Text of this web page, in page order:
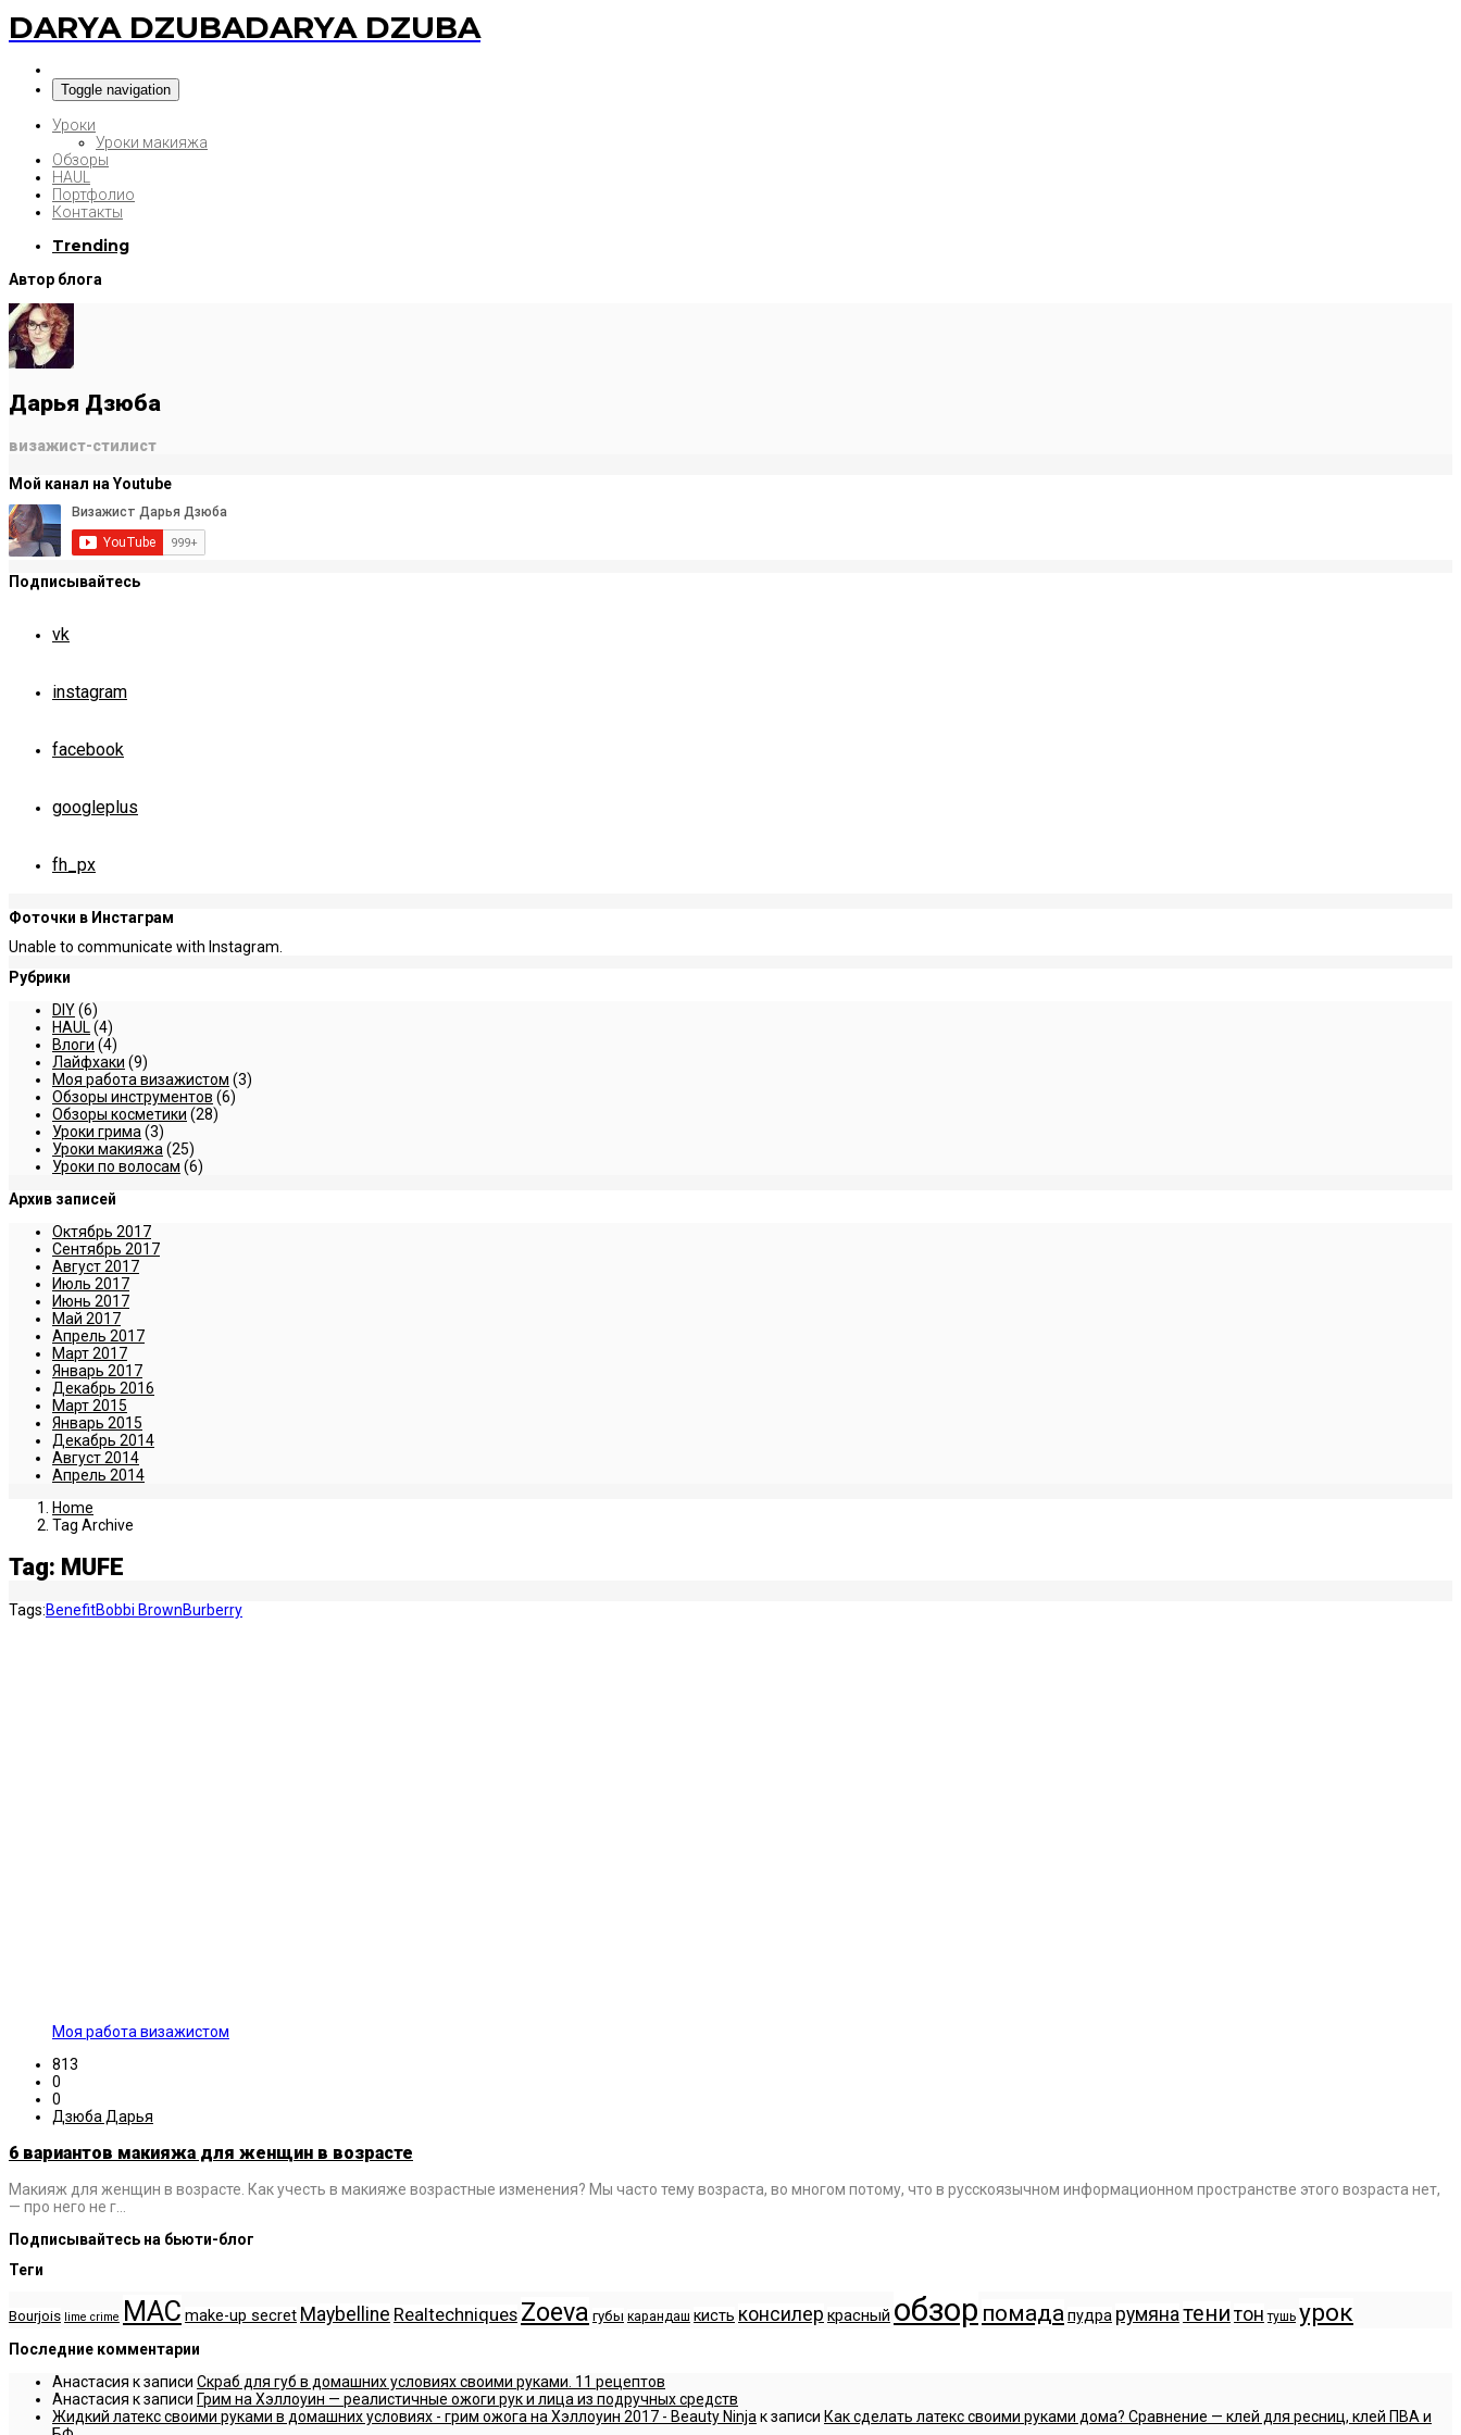
DARYA DZUBADARYA DZUBA
Toggle navigation
Уроки
Уроки макияжа
Обзоры
HAUL
Портфолио
Контакты
Trending
Автор блога
Дарья Дзюба
визажист-стилист
Мой канал на Youtube
Подписывайтесь
vk
instagram
facebook
googleplus
fh_px
Фоточки в Инстаграм
Unable to communicate with Instagram.
Рубрики
DIY(6)
HAUL (4)
Влоги (4)
Лайфхаки (9)
Моя работа визажистом (3)
Обзоры инструментов (6)
Обзоры косметики (28)
Уроки грима (3)
Уроки макияжа (25)
Уроки по волосам (6)
Архив записей
Октябрь 2017
Сентябрь 2017
Август 2017
Июль 2017
Июнь 2017
Май 2017
Апрель 2017
Март 2017
Январь 2017
Декабрь 2016
Март 2015
Январь 2015
Декабрь 2014
Август 2014
Апрель 2014
Home
Tag Archive
Tag: MUFE
Tags:BenefitBobbi BrownBurberry
Моя работа визажистом
813
0
0
Дзюба Дарья
6 вариантов макияжа для женщин в возрасте
Макияж для женщин в возрасте. Как учесть в макияже возрастные изменения? Мы часто тему возраста, во многом потому, что в русскоязычном информационном пространстве этого возраста нет,
— про него не г…
Подписывайтесь на бьюти-блог
Теги
Bourjois lime crime MAC make-up secret Maybelline Realtechniques Zoeva губы карандаш кисть консилер красный обзор помада пудра румяна тени тон тушь урок
Последние комментарии
Анастасия к записи Скраб для губ в домашних условиях своими руками. 11 рецептов
Анастасия к записи Грим на Хэллоуин — реалистичные ожоги рук и лица из подручных средств
Жидкий латекс своими руками в домашних условиях - грим ожога на Хэллоуин 2017 - Beauty Ninja к записи Как сделать латекс своими руками дома? Сравнение — клей для ресниц, клей ПВА и